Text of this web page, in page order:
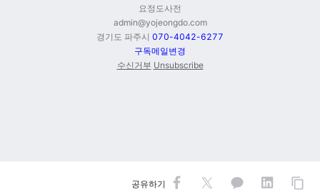
요정도사전
admin@yojeongdo.com
경기도 파주시 070-4042-6277
구독메일변경
수신거부 Unsubscribe
공유하기